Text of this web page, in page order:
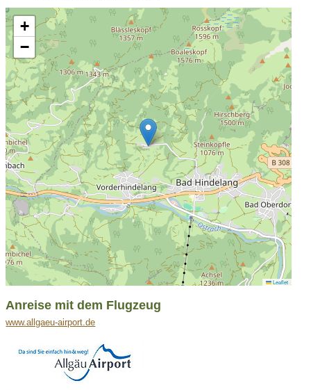
+
−
Leaflet
Anreise mit dem Flugzeug
www.allgaeu-airport.de